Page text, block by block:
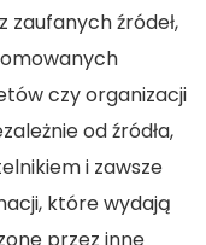
źródeł,
czy organizacji
od źródła,
i zawsze
które wydają